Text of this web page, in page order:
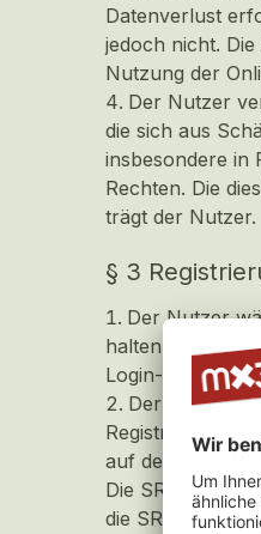
Datenverlust
jedoch nicht.
Nutzung der
Der Nutzer
die sich aus
insbesondere in
Rechten. Die
trägt der Nutzer.
§ 3
Der Nutzer
halten und
Login-Daten
Der Nutzer
Registrierung
auf dem
Die SRG behält
die SRG zur